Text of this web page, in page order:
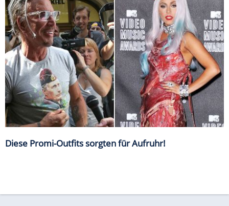
Diese Promi-Outfits sorgten für Aufruhr!